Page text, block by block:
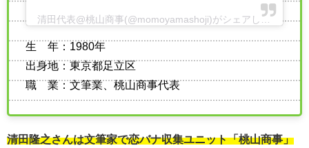
清田代表@桃山商事(@momoyamashoji)がシェアした投稿
生 年：1980年
出身地：東京都足立区
職 業：文筆業、桃山商事代表
清田隆之さんは文筆家で恋バナ収集ユニット「桃山商事」